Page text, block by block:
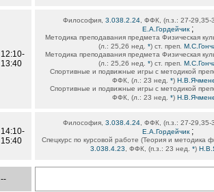
12:10-
13:40
Философия,3.038.2.24 , ФФК, (п.з.: 27-
Е.А.Гордейчик ;
Методика преподавания предмета Физическая
(л.: 25,26 нед.*) ст. преп.
Методика преподавания предмета Физическая
(л.: 25,26 нед.*) ст. преп.
Спортивные и подвижные игры с методикой
ФФК, (л.: 23 нед. *)
Спортивные и подвижные игры с методикой
ФФК, (л.: 23 нед. *)
14:10-
15:40
Философия,3.038.4.24 , ФФК, (п.з.: 27-
Е.А.Гордейчик ;
Спецкурс по курсовой работе (Теория и методика
3.038.4.23 , ФФК, (п.з.: 23 нед. *)
--